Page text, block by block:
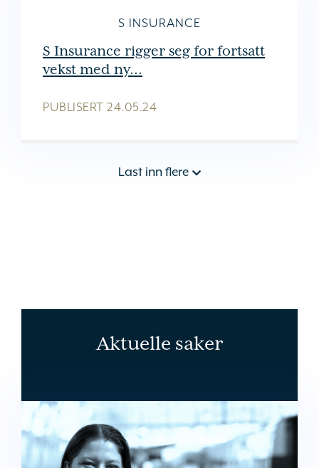
S INSURANCE
S Insurance rigger seg for fortsatt
vekst med ny…
PUBLISERT 24.05.24
Last inn flere
Aktuelle saker